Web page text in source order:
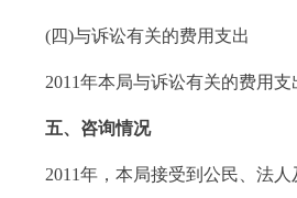
(四)与诉讼有关的费用支出
2011年本局与诉讼有关的费用支
五、咨询情况
2011年，本局接受到公民、法人